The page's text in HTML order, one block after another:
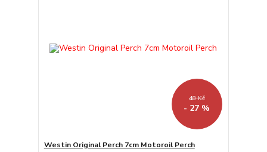
48 Kč
- 27 %
Westin Original Perch 7cm Motoroil Perch